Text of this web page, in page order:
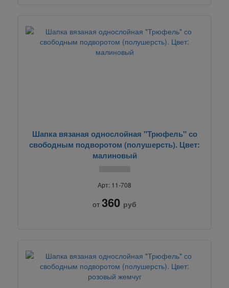
Шапка вязаная однослойная "Трюфель" со
свободным подворотом (полушерсть). Цвет:
малиновый
Арт: 11-708
от 360 руб